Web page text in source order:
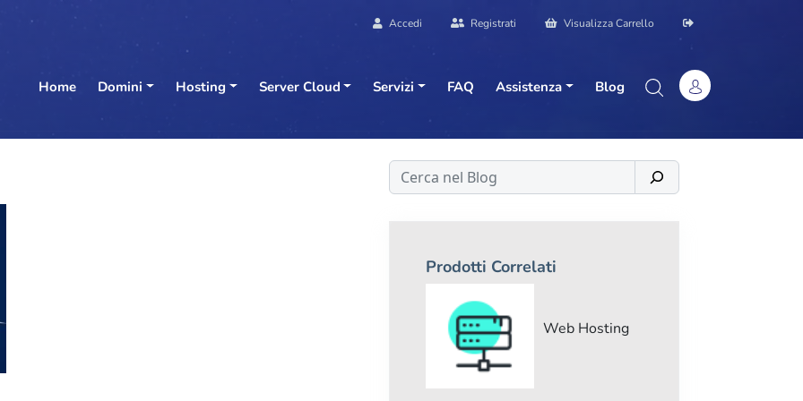
Accedi Registrati Visualizza Carrello
Home Domini Hosting Server Cloud Servizi FAQ Assistenza Blog
Cerca
Prodotti Correlati
Web Hosting